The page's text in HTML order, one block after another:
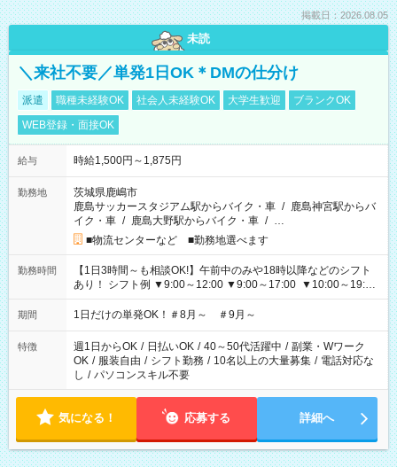
掲載日：2026.08.05
未読
＼来社不要／単発1日OK＊DMの仕分け
派遣 職種未経験OK 社会人未経験OK 大学生歓迎
ブランクOK
WEB登録・面接OK
給与 時給1,500円～1,875円
勤務地
茨城県鹿嶋市
鹿島サッカースタジアム駅からバイク・車 / 鹿島神宮駅からバ
イク・車 / 鹿島大野駅からバイク・車 / …
■物流センターなど ■勤務地選べます
勤務時間
【1日3時間～も相談OK!】午前中のみや18時以降などのシフト
あり！ シフト例 ▼9:00～12:00 ▼9:00～17:00 ▼10:00～19:00
▼18:00～21:00
期間 1日だけの単発OK！＃8月～ ＃9月～
特徴 週1日からOK / 日払いOK / 40～50代活躍中 / 副業・Wワーク
OK / 服装自由 / シフト勤務 / 10名以上の大量募集 / 電話対応な
し / パソコンスキル不要
気になる！ 応募する 詳細へ